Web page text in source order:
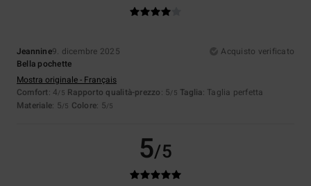
Jeannine9. dicembre 2025
Acquisto verificato
Bella pochette
Mostra originale - Français
Comfort: 4/5 Rapporto qualità-prezzo: 5/5 Taglia: Taglia perfetta
Materiale: 5/5 Colore: 5/5
5/5